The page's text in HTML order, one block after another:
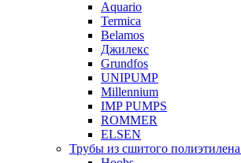
Aquario
Termica
Belamos
Джилекс
Grundfos
UNIPUMP
Millennium
IMP PUMPS
ROMMER
ELSEN
Трубы из сшитого полиэтилена